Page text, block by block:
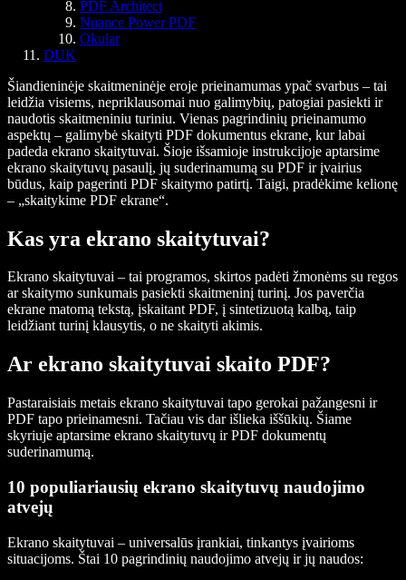
PDF Architect
Nuance Power PDF
Okular
DUK
Šiandieninėje skaitmeninėje eroje prieinamumas ypač svarbus – tai
leidžia visiems, nepriklausomai nuo galimybių, patogiai pasiekti ir
naudotis skaitmeniniu turiniu. Vienas pagrindinių prieinamumo
aspektų – galimybė skaityti PDF dokumentus ekrane, kur labai
padeda ekrano skaitytuvai. Šioje išsamioje instrukcijoje aptarsime
ekrano skaitytuvų pasaulį, jų suderinamumą su PDF ir įvairius
būdus, kaip pagerinti PDF skaitymo patirtį. Taigi, pradėkime kelionę
– „skaitykime PDF ekrane“.
Kas yra ekrano skaitytuvai?
Ekrano skaitytuvai – tai programos, skirtos padėti žmonėms su regos
ar skaitymo sunkumais pasiekti skaitmeninį turinį. Jos paverčia
ekrane matomą tekstą, įskaitant PDF, į sintetizuotą kalbą, taip
leidžiant turinį klausytis, o ne skaityti akimis.
Ar ekrano skaitytuvai skaito PDF?
Pastaraisiais metais ekrano skaitytuvai tapo gerokai pažangesni ir
PDF tapo prieinamesni. Tačiau vis dar išlieka iššūkių. Šiame
skyriuje aptarsime ekrano skaitytuvų ir PDF dokumentų
suderinamumą.
10 populiariausių ekrano skaitytuvų naudojimo
atvejų
Ekrano skaitytuvai – universalūs įrankiai, tinkantys įvairioms
situacijoms. Štai 10 pagrindinių naudojimo atvejų ir jų naudos: